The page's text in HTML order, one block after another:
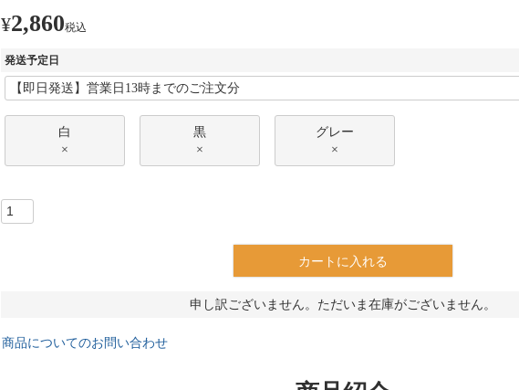
¥2,860税込
発送予定日
白
×
黒
×
グレー
×
カートに入れる
申し訳ございません。ただいま在庫がございません。
商品についてのお問い合わせ